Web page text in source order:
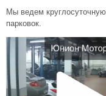
Мы ведем
парковок.